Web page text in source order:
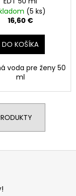
(5 ks)
16,60 €
DO KOŠÍKA
voda pre ženy 50
ml